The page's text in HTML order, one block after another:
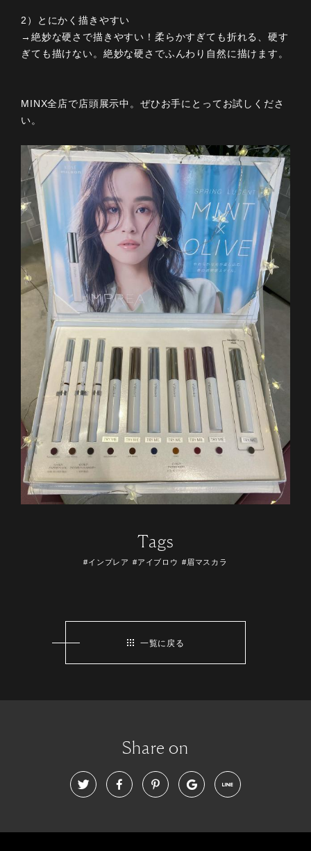
2）とにかく描きやすい
→絶妙な硬さで描きやすい！柔らかすぎても折れる、硬す
ぎても描けない。絶妙な硬さでふんわり自然に描けます。
MINX全店で店頭展示中。ぜひお手にとってお試しくださ
い。
Tags
#インプレア #アイブロウ #眉マスカラ
一覧に戻る
Share on